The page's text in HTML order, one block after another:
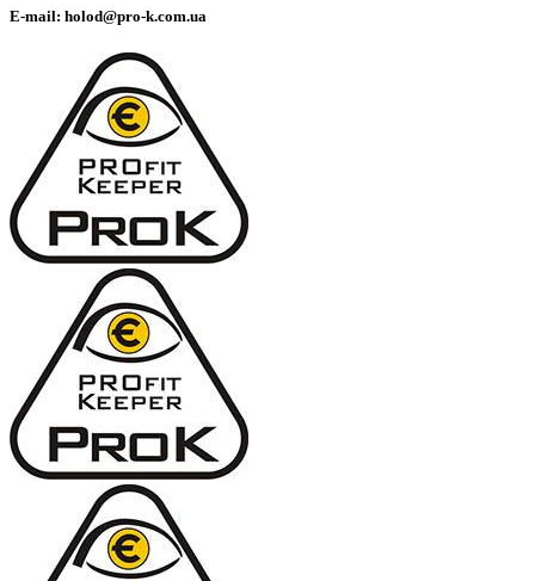
E-mail: holod@pro-k.com.ua